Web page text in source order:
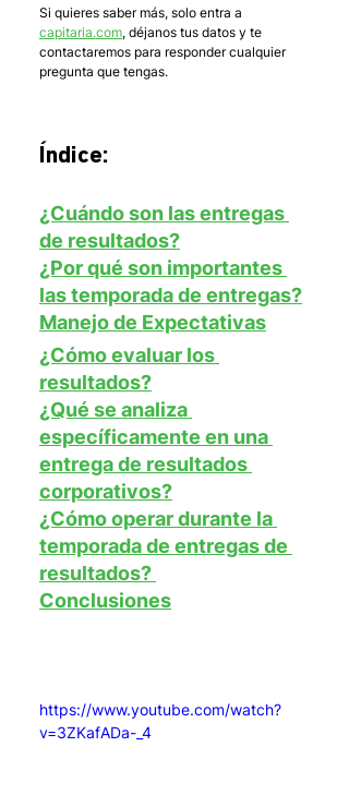
Si quieres saber más, solo entra a
capitaria.com, déjanos tus datos y te
contactaremos para responder cualquier
pregunta que tengas.
Índice:
¿Cuándo son las entregas
de resultados?
¿Por qué son importantes
las temporada de entregas?
Manejo de Expectativas
¿Cómo evaluar los
resultados?
¿Qué se analiza
específicamente en una
entrega de resultados
corporativos?
¿Cómo operar durante la
temporada de entregas de
resultados?
Conclusiones
https://www.youtube.com/watch?
v=3ZKafADa-_4